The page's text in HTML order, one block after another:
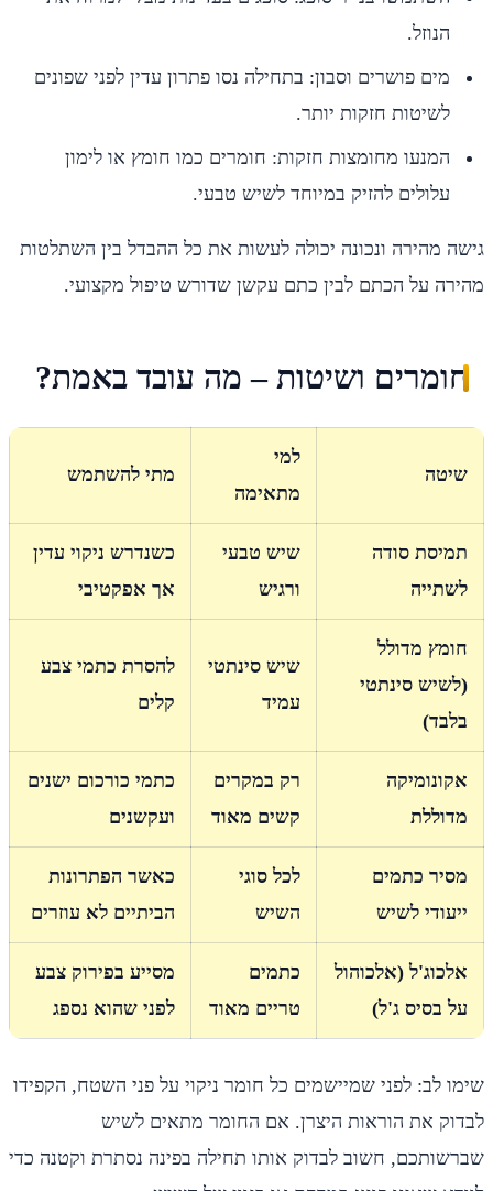
הנוזל.
מים פושרים וסבון: בתחילה נסו פתרון עדין לפני שפונים
לשיטות חזקות יותר.
המנעו מחומצות חזקות: חומרים כמו חומץ או לימון
עלולים להזיק במיוחד לשיש טבעי.
גישה מהירה ונכונה יכולה לעשות את כל ההבדל בין השתלטות
מהירה על הכתם לבין כתם עקשן שדורש טיפול מקצועי.
חומרים ושיטות – מה עובד באמת?
שיטה
למי
מתאימה
מתי להשתמש
תמיסת סודה
לשתייה
שיש טבעי
ורגיש
כשנדרש ניקוי עדין
אך אפקטיבי
חומץ מדולל
(לשיש סינתטי
בלבד)
שיש סינתטי
עמיד
להסרת כתמי צבע
קלים
אקונומיקה
מדוללת
רק במקרים
קשים מאוד
כתמי כורכום ישנים
ועקשנים
מסיר כתמים
ייעודי לשיש
לכל סוגי
השיש
כאשר הפתרונות
הביתיים לא עוזרים
אלכוג'ל (אלכוהול
על בסיס ג'ל)
כתמים
טריים מאוד
מסייע בפירוק צבע
לפני שהוא נספג
שימו לב: לפני שמיישמים כל חומר ניקוי על פני השטח, הקפידו
לבדוק את הוראות היצרן. אם החומר מתאים לשיש
שברשותכם, חשוב לבדוק אותו תחילה בפינה נסתרת וקטנה כדי